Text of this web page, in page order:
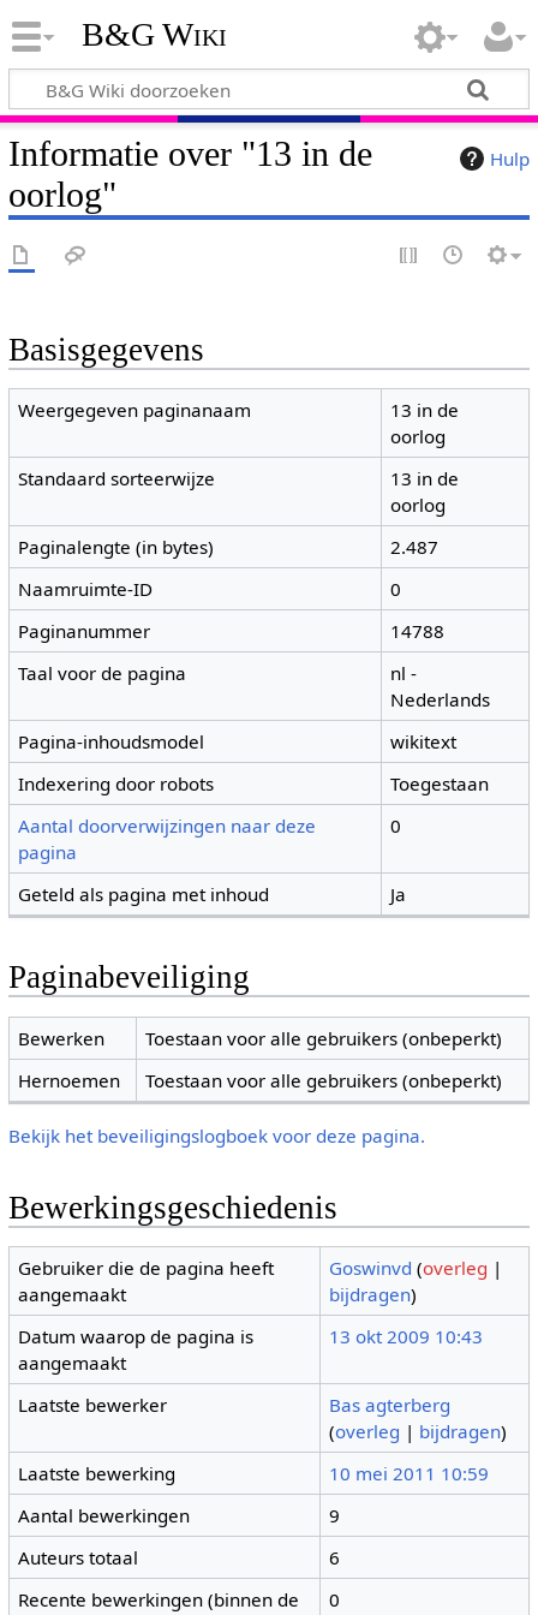
B&G Wiki
Hulp
Informatie over "13 in de
oorlog"
Basisgegevens
Weergegeven paginanaam
13 in de
oorlog
Standaard sorteerwijze
13 in de
oorlog
Paginalengte (in bytes)
2.487
Naamruimte-ID
0
Paginanummer
14788
Taal voor de pagina
nl -
Nederlands
Pagina-inhoudsmodel
wikitext
Indexering door robots
Toegestaan
Aantal doorverwijzingen naar deze
pagina
0
Geteld als pagina met inhoud Ja
Paginabeveiliging
Bewerken
Toestaan voor alle gebruikers (onbeperkt)
Hernoemen
Toestaan voor alle gebruikers (onbeperkt)
Bekijk het beveiligingslogboek voor deze pagina.
Bewerkingsgeschiedenis
Gebruiker die de pagina heeft
aangemaakt
Goswinvd (overleg |
bijdragen)
Datum waarop de pagina is
aangemaakt
13 okt 2009 10:43
Laatste bewerker
Bas agterberg
(overleg | bijdragen)
Laatste bewerking
10 mei 2011 10:59
Aantal bewerkingen
9
Auteurs totaal
6
Recente bewerkingen (binnen de
0